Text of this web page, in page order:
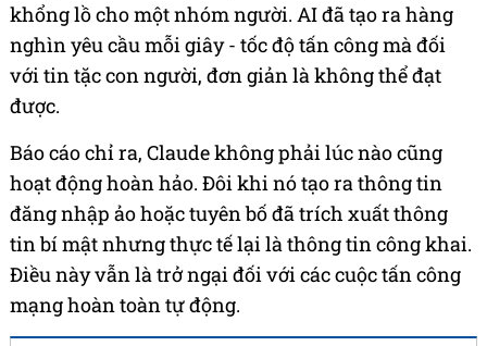
khổng lồ cho một nhóm người. AI đã tạo ra hàng
nghìn yêu cầu mỗi giây - tốc độ tấn công mà đối
với tin tặc con người, đơn giản là không thể đạt
được.
Báo cáo chỉ ra, Claude không phải lúc nào cũng
hoạt động hoàn hảo. Đôi khi nó tạo ra thông tin
đăng nhập ảo hoặc tuyên bố đã trích xuất thông
tin bí mật nhưng thực tế lại là thông tin công khai.
Điều này vẫn là trở ngại đối với các cuộc tấn công
mạng hoàn toàn tự động.